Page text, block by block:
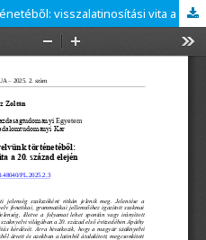
Egy epizód szaknyelvünk történetéből: visszalatinosítási vita a 20. század elején